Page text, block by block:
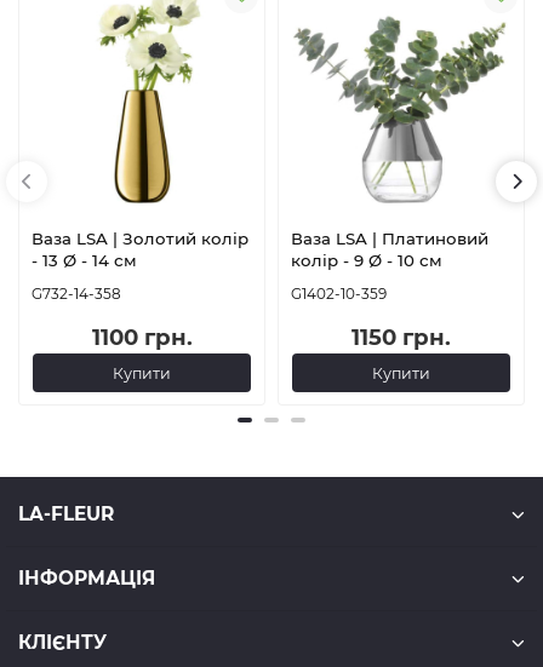
Ваза LSA | Золотий колір
- 13 Ø - 14 см
G732-14-358
1100 грн.
Купити
Ваза LSA | Платиновий
колір - 9 Ø - 10 см
G1402-10-359
1150 грн.
Купити
LA-FLEUR
ІНФОРМАЦІЯ
КЛІЄНТУ